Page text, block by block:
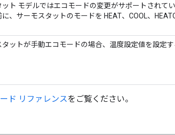
ット モデルではエコモードの変更がサポートされて
、サーモスタットのモードを HEAT、COOL、
タットが手動エコモードの場合、温度設定値を設定す
ド リファレンスをご覧ください。